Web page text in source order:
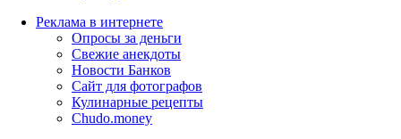
Реклама в интернете
Опросы за деньги
Свежие анекдоты
Новости Банков
Сайт для фотографов
Кулинарные рецепты
Chudo.money